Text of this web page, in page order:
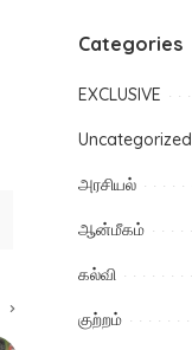
Categories
EXCLUSIVE
Uncategorized
அரசியல்
ஆன்மீகம்
கல்வி
குற்றம்